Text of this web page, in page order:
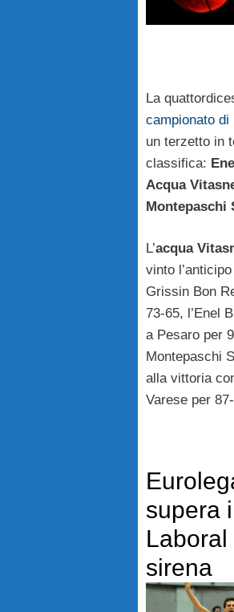
La
campionato di
un terzetto in
classifica:
Acqua
Montepaschi
L’acqua
vinto
Grissin Bon
73-65, l’Enel
a Pesaro per
Montepaschi
alla vittoria
Varese per
supera
Laboral
sirena